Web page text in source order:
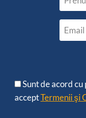
Sunt de acord
acceptTermenii şi